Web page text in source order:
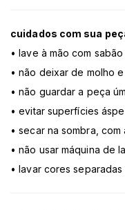
cuidados com sua
• lave à mão com
• não deixar de molho
• não guardar a peça
• evitar superfícies
• secar na sombra,
• não usar máquina de
• lavar cores